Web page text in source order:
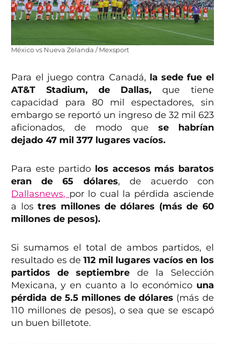
México vs Nueva Zelanda / Mexsport
Para el juego contra Canadá, la sede fue el
AT&T Stadium, de Dallas, que tiene
capacidad para 80 mil espectadores, sin
embargo se reportó un ingreso de 32 mil 623
aficionados, de modo que se habrían
dejado 47 mil 377 lugares vacíos.
Para este partido los accesos más baratos
eran de 65 dólares, de acuerdo con
Dallasnews, por lo cual la pérdida asciende
a lostres millones de dólares (más de 60
millones de pesos).
Si sumamos el total de ambos partidos, el
resultado es de 112 mil lugares vacíos en los
partidos de septiembre de la Selección
Mexicana, y en cuanto a lo económico una
pérdida de 5.5 millones de dólares (más de
110 millones de pesos), o sea que se escapó
un buen billetote.